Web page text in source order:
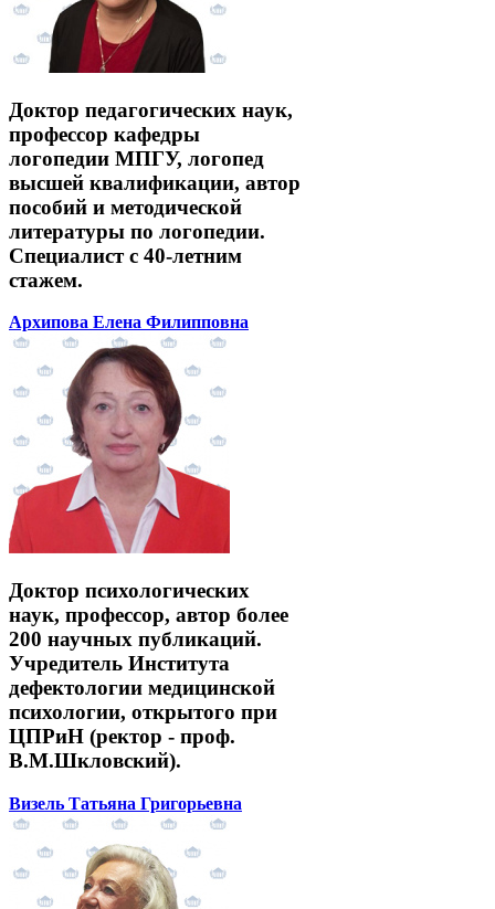
Доктор педагогических наук,
профессор кафедры
логопедии МПГУ, логопед
высшей квалификации, автор
пособий и методической
литературы по логопедии.
Специалист с 40-летним
стажем.
Архипова Елена Филипповна
Доктор психологических
наук, профессор, автор более
200 научных публикаций.
Учредитель Института
дефектологии медицинской
психологии, открытого при
ЦПРиН (ректор - проф.
В.М.Шкловский).
Визель Татьяна Григорьевна